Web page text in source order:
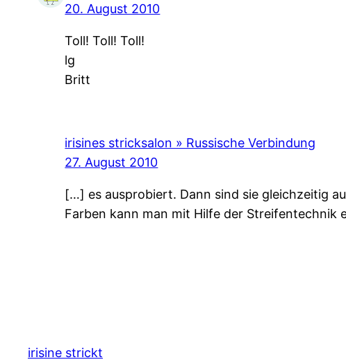
20. August 2010
Toll! Toll! Toll!
lg
Britt
irisines stricksalon » Russische Verbindung
27. August 2010
[…] es ausprobiert. Dann sind sie gleichzeitig
Farben kann man mit Hilfe der
irisine strickt